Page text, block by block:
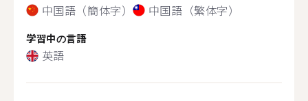
中国語（簡体字） 中国語（繁体字）
学習中の言語
英語